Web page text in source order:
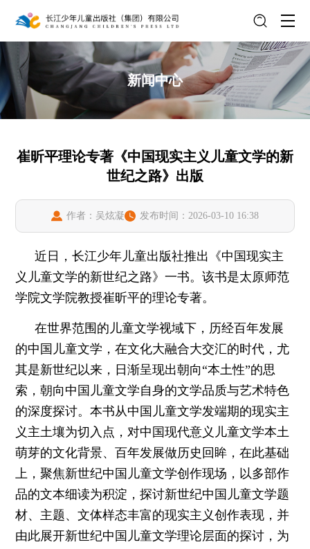
新闻中心
崔昕平理论专著《中国现实主义儿童文学的新
世纪之路》出版
作者：吴炫凝 发布时间：2026-03-10 16:38
近日，长江少年儿童出版社推出《中国现实主
义儿童文学的新世纪之路》一书。该书是太原师范
学院文学院教授崔昕平的理论专著。
在世界范围的儿童文学视域下，历经百年发展
的中国儿童文学，在文化大融合大交汇的时代，尤
其是新世纪以来，日渐呈现出朝向“本土性”的思
索，朝向中国儿童文学自身的文学品质与艺术特色
的深度探讨。本书从中国儿童文学发端期的现实主
义主土壤为切入点，对中国现代意义儿童文学本土
萌芽的文化背景、百年发展做历史回眸，在此基础
上，聚焦新世纪中国儿童文学创作现场，以多部作
品的文本细读为积淀，探讨新世纪中国儿童文学题
材、主题、文体样态丰富的现实主义创作表现，并
由此展开新世纪中国儿童文学理论层面的探讨，为